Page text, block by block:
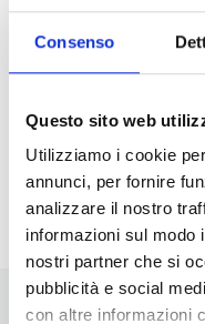
Consenso
Questo sito web
Utilizziamo i cookie
annunci, per fornire
analizzare il nostro
informazioni sul modo
nostri partner che si
pubblicità e social
con altre informazioni
Cesenatico
Prossimi
<li>Non ci sono